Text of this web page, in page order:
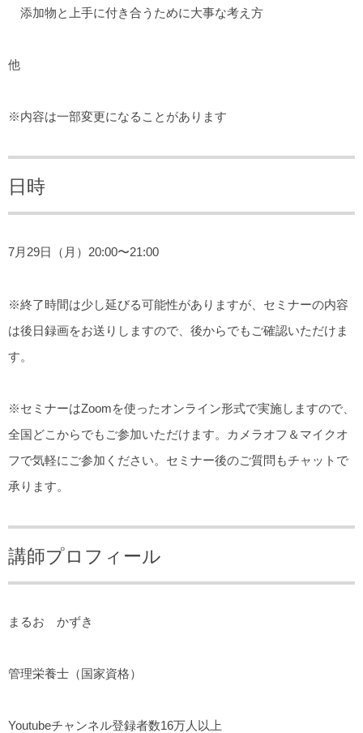
添加物と上手に付き合うために大事な考え方
他
※内容は一部変更になることがあります
日時
7月29日（月）20:00〜21:00
※終了時間は少し延びる可能性がありますが、セミナーの内容
は後日録画をお送りしますので、後からでもご確認いただけま
す。
※セミナーはZoomを使ったオンライン形式で実施しますので、
全国どこからでもご参加いただけます。カメラオフ＆マイクオ
フで気軽にご参加ください。セミナー後のご質問もチャットで
承ります。
講師プロフィール
まるお かずき
管理栄養士（国家資格）
Youtubeチャンネル登録者数16万人以上